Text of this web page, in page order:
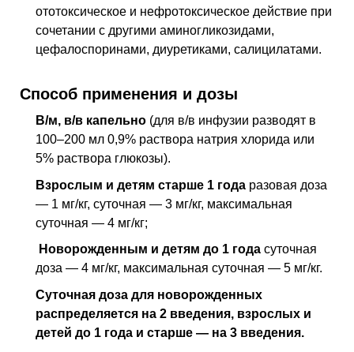
ототоксическое и нефротоксическое действие при
сочетании с другими аминогликозидами,
цефалоспоринами, диуретиками, салицилатами.
Способ применения и дозы
В/м, в/в капельно (для в/в инфузии разводят в
100–200 мл 0,9% раствора натрия хлорида или
5% раствора глюкозы).
Взрослым и детям старше 1 года разовая доза
— 1 мг/кг, суточная — 3 мг/кг, максимальная
суточная — 4 мг/кг;
Новорожденным и детям до 1 года суточная
доза — 4 мг/кг, максимальная суточная — 5 мг/кг.
Суточная доза для новорожденных
распределяется на 2 введения, взрослых и
детей до 1 года и старше — на 3 введения.